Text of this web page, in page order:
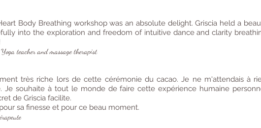
Body Breathing workshop was an absolute delight. Griscia held a
into the exploration and freedom of intuitive dance and clarity
teacher and massage therapist
très riche lors de cette cérémonie du cacao. Je ne m'attendais à
Je souhaite à tout le monde de faire cette expérience humaine
de Griscia facilite.
sa finesse et pour ce beau moment.